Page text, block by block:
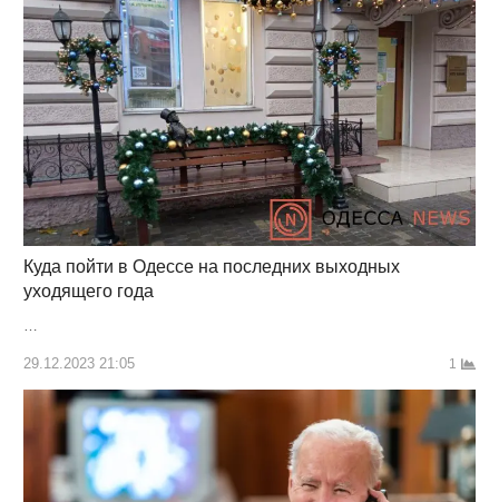
Куда пойти в Одессе на последних выходных
уходящего года
…
29.12.2023 21:05 1